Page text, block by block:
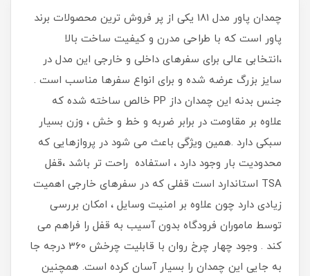
چمدان پاور مدل 181 یکی از پر فروش ترین محصولات برند
پاور است که با طراحی مدرن و کیفیت ساخت بالا
،انتخابی عالی برای سفرهای داخلی و خارجی این مدل در
سایز بزرگ عرضه شده و برای انواع سفرها مناسب است .
جنس بدنه این چمدان داز PP خالص ساخته شده که
علاوه بر مقاومت در برابر ضربه و خط و خش ، وزن بسیار
سبکی دارد .همین ویژگی باعث می شود در پروازهایی که
محدودیت بار وجود دارد ، استفاده راحت تر باشد ،قفل
TSA استاندارد است قفلی که در سفرهای خارجی اهمیت
زیادی دارد چون علاوه بر امنیت وسایل ، امکان بررسی
توسط ماموران فرودگاه بدون آسیب به قفل را فراهم می
کند . وجود چهار چرخ روان با قابلیت چرخش 360 درجه جا
به جایی این چمدان را بسیار آسان کرده است. همچنین